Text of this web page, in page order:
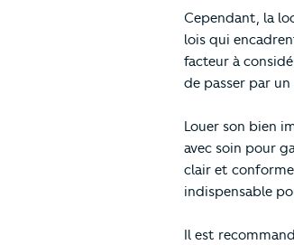
Cependant, la
lois qui
facteur à
de passer par
Louer son bien
avec soin pour
clair et
indispensable
Il est